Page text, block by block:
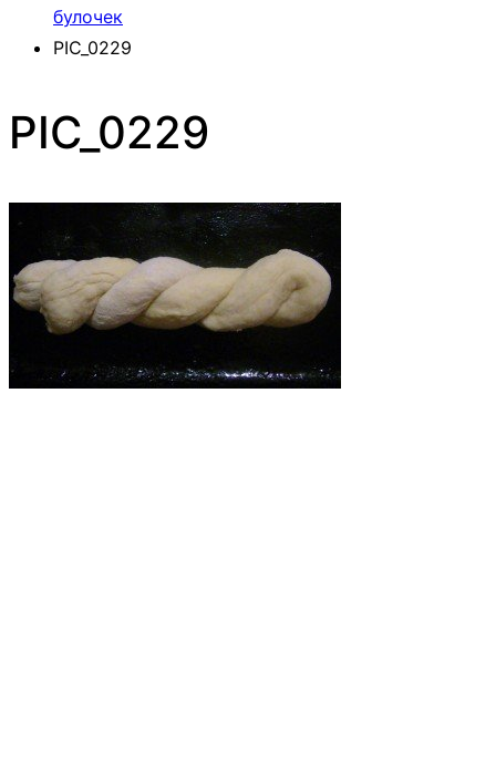
булочек
PIC_0229
PIC_0229